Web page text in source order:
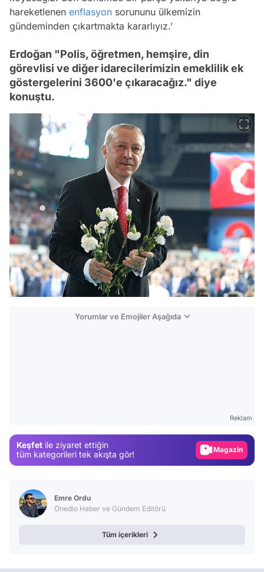
hareketlenen enflasyon sorununu ülkemizin
gündeminden çıkartmakta kararlıyız.'
Erdoğan "Polis, öğretmen, hemşire, din
görevlisi ve diğer idarecilerimizin emeklilik ek
göstergelerini 3600'e çıkaracağız." diye
konuştu.
Yorumlar ve Emojiler Aşağıda
Reklam
Keşfet ile ziyaret ettiğin
tüm kategorileri tek akışta gör!
Video
Emre Ordu
Onedio Haber ve Gündem Editörü
Tüm içerikleri